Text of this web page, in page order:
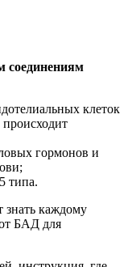
соединениям
клеток
происходит
гормонов и
типа.
знать каждому
БАД для